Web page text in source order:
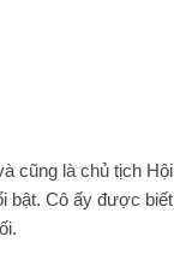
cũng là chủ tịch Hội
bật. Cô ấy được biết